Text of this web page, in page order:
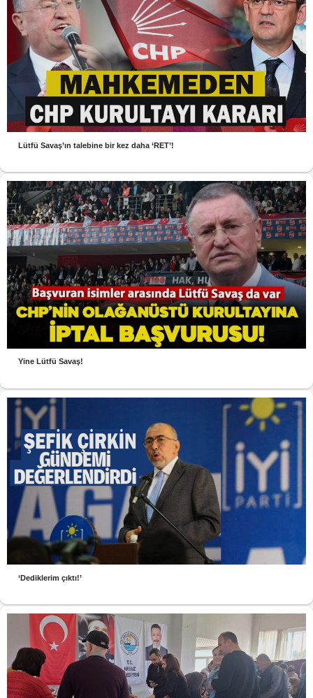
Lütfü Savaş’ın talebine bir kez daha ‘RET’!
Yine Lütfü Savaş!
‘Dediklerim çıktı!’